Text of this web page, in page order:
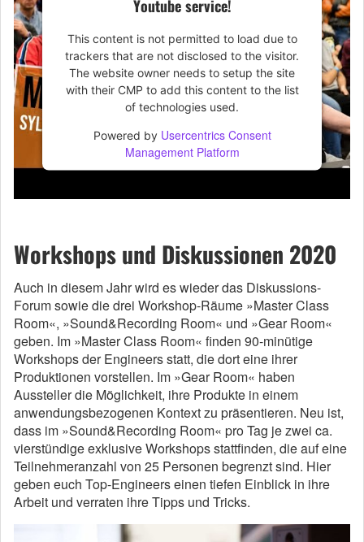
Youtube service!
This content is not permitted to load due to
trackers that are not disclosed to the visitor.
The website owner needs to setup the site
with their CMP to add this content to the list
of technologies used.
Powered by Usercentrics Consent
Management Platform
Workshops und Diskussionen 2020
Auch in diesem Jahr wird es wieder das Diskussions-
Forum sowie die drei Workshop-Räume »Master Class
Room«, »Sound&Recording Room« und »Gear Room«
geben. Im »Master Class Room« finden 90-minütige
Workshops der Engineers statt, die dort eine ihrer
Produktionen vorstellen. Im »Gear Room« haben
Aussteller die Möglichkeit, ihre Produkte in einem
anwendungsbezogenen Kontext zu präsentieren. Neu ist,
dass im »Sound&Recording Room« pro Tag je zwei ca.
vierstündige exklusive Workshops stattfinden, die auf eine
Teilnehmeranzahl von 25 Personen begrenzt sind. Hier
geben euch Top-Engineers einen tiefen Einblick in ihre
Arbeit und verraten ihre Tipps und Tricks.